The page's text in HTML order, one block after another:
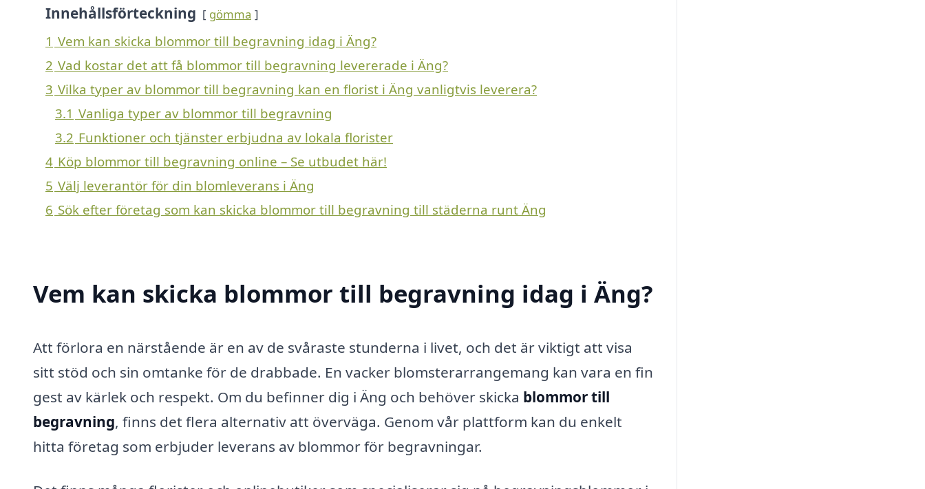
Innehållsförteckning gömma
1 Vem kan skicka blommor till begravning idag i Äng?
2 Vad kostar det att få blommor till begravning levererade i Äng?
3 Vilka typer av blommor till begravning kan en florist i Äng vanligtvis leverera?
3.1 Vanliga typer av blommor till begravning
3.2 Funktioner och tjänster erbjudna av lokala florister
4 Köp blommor till begravning online – Se utbudet här!
5 Välj leverantör för din blomleverans i Äng
6 Sök efter företag som kan skicka blommor till begravning till städerna runt Äng
Vem kan skicka blommor till begravning idag i Äng?
Att förlora en närstående är en av de svåraste stunderna i livet, och det är viktigt att visa
sitt stöd och sin omtanke för de drabbade. En vacker blomsterarrangemang kan vara en fin
gest av kärlek och respekt. Om du befinner dig i Äng och behöver skicka blommor till
begravning, finns det flera alternativ att överväga. Genom vår plattform kan du enkelt
hitta företag som erbjuder leverans av blommor för begravningar.